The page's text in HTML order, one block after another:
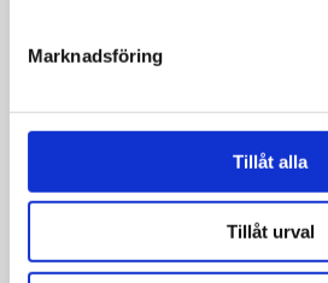
Marknadsföring
Tillåt alla
Tillåt urval
Väder
Nu kommer ljuset –
dagarna ökar som